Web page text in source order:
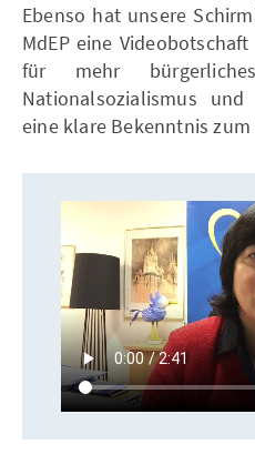
Ebenso hat unsere
MdEP eine
für mehr
Nationalsozialismus
eine klare Bekenntnis